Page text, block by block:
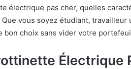
électrique pas cher, quelles
vous soyez étudiant, travailleur
bon choix sans vider votre
Électrique